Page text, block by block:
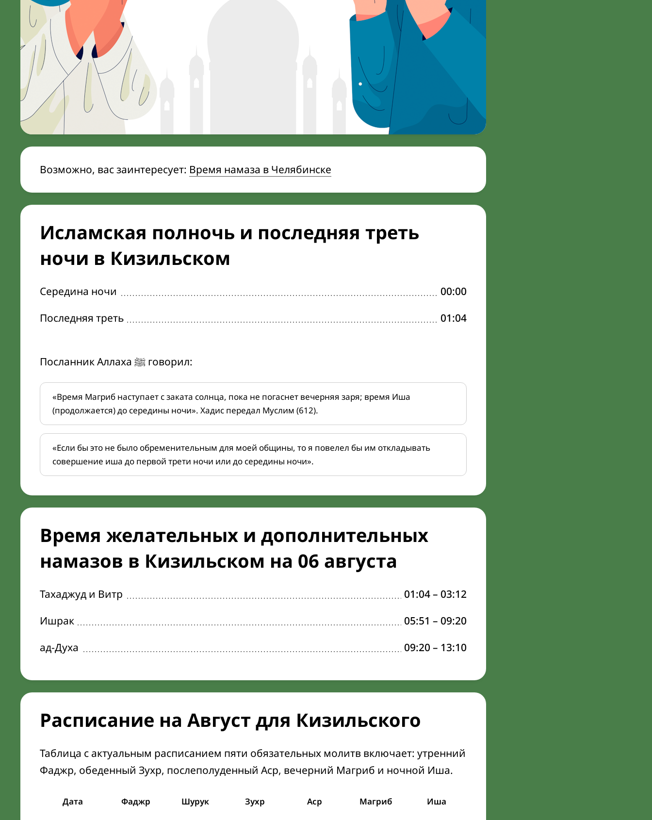
Возможно, вас заинтересует: Время намаза в Челябинске
Исламская полночь и последняя треть
ночи в Кизильском
Середина ночи
00:00
Последняя треть
01:04
Посланник Аллаха ﷺ говорил:
«Время Магриб наступает с заката солнца, пока не погаснет вечерняя заря; время Иша
(продолжается) до середины ночи». Хадис передал Муслим (612).
«Если бы это не было обременительным для моей общины, то я повелел бы им откладывать
совершение иша до первой трети ночи или до середины ночи».
Время желательных и дополнительных
намазов в Кизильском на 06 августа
Тахаджуд и Витр 01:04– 03:12
Ишрак
05:51 – 09:20
ад-Духа
09:20 – 13:10
Расписание на Август для Кизильского
Таблица с актуальным расписанием пяти обязательных молитв включает: утренний
Фаджр, обеденный Зухр, послеполуденный Аср, вечерний Магриб и ночной Иша.
Дата Фаджр Шурук Зухр Аср Магриб Иша